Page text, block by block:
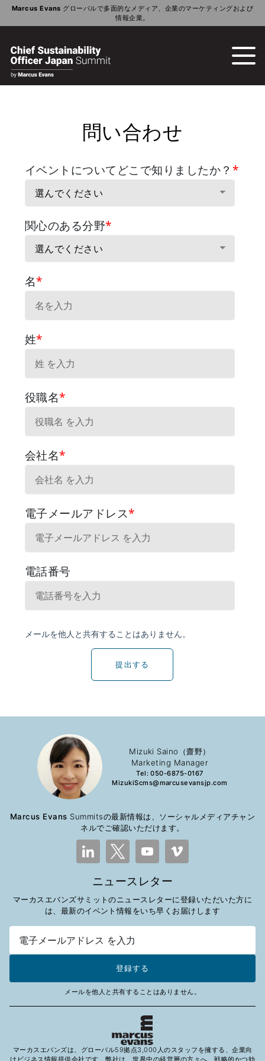
Marcus Evans グローバルで多面的なメディア、企業のマーケティングおよび
情報企業。
問い合わせ
提出する
Mizuki Saino（齋野）
Marketing Manager
Tel: 050-6875-0167
MizukiScms@marcusevansjp.com
Marcus Evans Summitsの最新情報は、ソーシャルメディアチャン
ネルでご確認いただけます。
ニュースレター
マーカスエバンズサミットのニュースレターに登録いただいた方に
は、最新のイベント情報をいち早くお届けします
登録する
メールを他人と共有することはありません。
マーカスエバンズは、グローバル59拠点3,000人のスタッフを擁する、企業向
けビジネス情報提供会社です。弊社は、世界中の経営層の方々へ、戦略的かつ効